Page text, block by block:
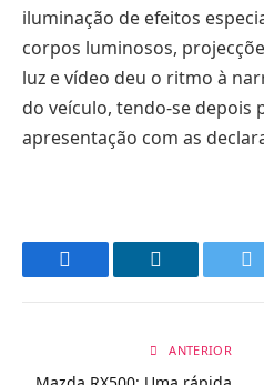
iluminação de efeitos
corpos luminosos,
luz e vídeo deu o ritmo à
do veículo, tendo-se depois
apresentação com as
ANTERIOR